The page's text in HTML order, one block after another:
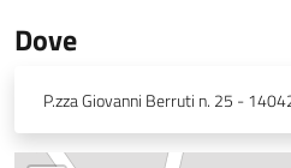
Dove
P.zza Giovanni Berruti n. 25 -